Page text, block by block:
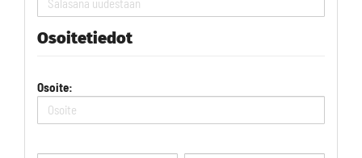
Osoitetiedot
Osoite: